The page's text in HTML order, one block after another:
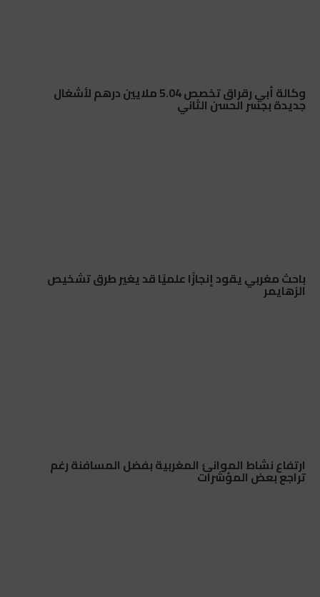
وكالة أبي رقراق تخصص 5.04 ملايين درهم لأشغال
جديدة بجسر الحسن الثاني
باحث مغربي يقود إنجازًا علميًا قد يغير طرق تشخيص
الزهايمر
ارتفاع نشاط الموانئ المغربية بفضل المسافنة رغم
تراجع بعض المؤشرات